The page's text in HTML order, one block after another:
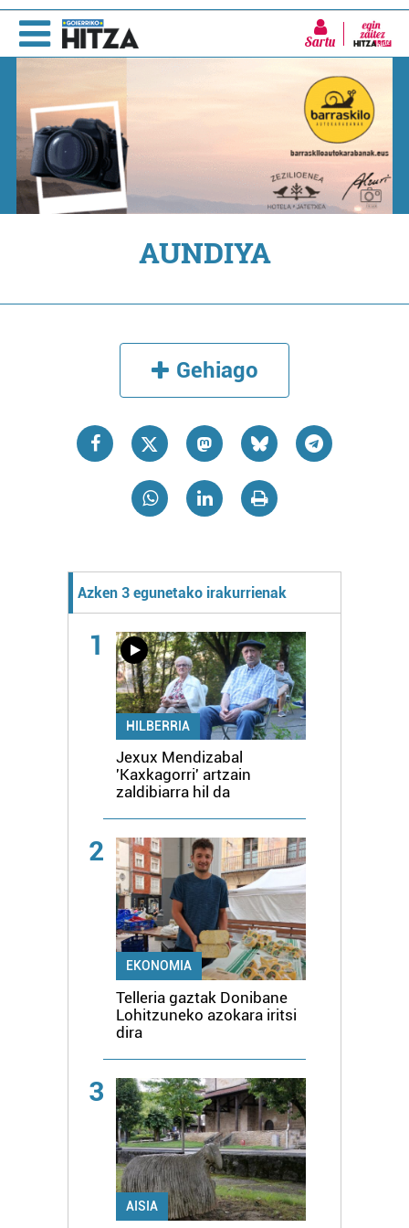
Sartu
AUNDIYA
Gehiago
Azken 3 egunetako irakurrienak
1
HILBERRIA
Jexux Mendizabal
'Kaxkagorri' artzain
zaldibiarra hil da
2
EKONOMIA
Telleria gaztak Donibane
Lohitzuneko azokara iritsi
dira
3
AISIA